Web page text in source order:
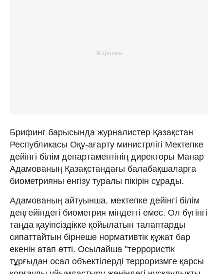
Брифинг барысында журналистер Қазақстан
Республикасы Оқу-ағарту министрлігі Мектепке
дейінгі білім департаментінің директоры Манар
Адамованың Қазақстандағы балабақшаларға
биометрияны енгізу туралы пікірін сұрады.
Адамованың айтуынша, мектепке дейінгі білім
деңгейіндегі биометрия міндетті емес. Ол бүгінгі
таңда қауіпсіздікке қойылатын талаптарды
сипаттайтын бірнеше нормативтік құжат бар
екенін атап өтті. Осылайша "террористік
тұрғыдан осал объектілерді терроризмге қарсы